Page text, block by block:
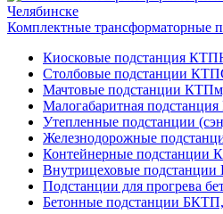
Комплектные трансформаторные
Киосковые подстанция
Столбовые подстанции
Мачтовые подстанции
Малогабаритная
Утепленные подстанции
Железнодорожные
Контейнерные подстанции
Внутрицеховые
Подстанции для прогрева
Бетонные подстанции